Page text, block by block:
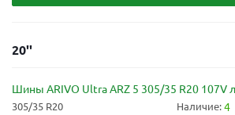
20''
Шины ARIVO Ultra ARZ 5 305/35 R20 107V
305/35 R20 Наличие:4